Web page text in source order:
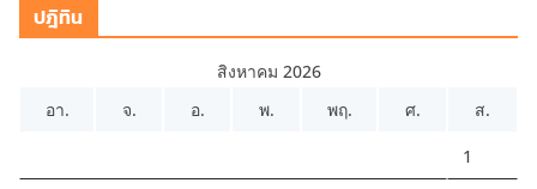
ปฎิทิน
สิงหาคม 2026
อา.
จ. อ. พ. พฤ. ศ. ส.
1